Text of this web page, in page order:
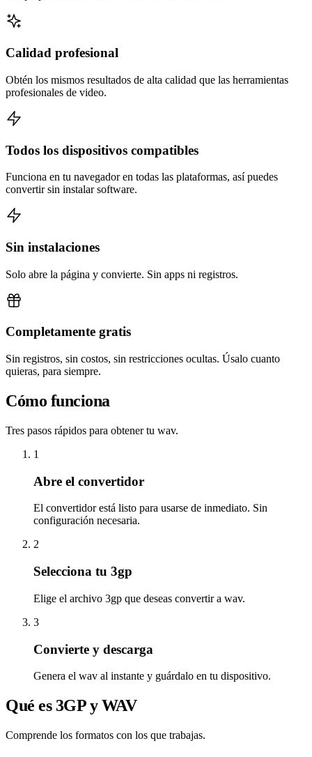
Calidad profesional
Obtén los mismos resultados de alta calidad que las herramientas
profesionales de video.
Todos los dispositivos compatibles
Funciona en tu navegador en todas las plataformas, así puedes
convertir sin instalar software.
Sin instalaciones
Solo abre la página y convierte. Sin apps ni registros.
Completamente gratis
Sin registros, sin costos, sin restricciones ocultas. Úsalo cuanto
quieras, para siempre.
Cómo funciona
Tres pasos rápidos para obtener tu wav.
1
Abre el convertidor
El convertidor está listo para usarse de inmediato. Sin
configuración necesaria.
2
Selecciona tu 3gp
Elige el archivo 3gp que deseas convertir a wav.
3
Convierte y descarga
Genera el wav al instante y guárdalo en tu dispositivo.
Qué es 3GP y WAV
Comprende los formatos con los que trabajas.